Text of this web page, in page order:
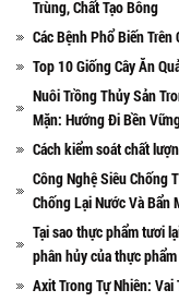
Trùng, Chất Tạo Bông
Các Bệnh Phổ Biến Trên
Top 10 Giống Cây Ăn
Nuôi Trồng Thủy Sản
Mặn: Hướng Đi Bền
Cách kiểm soát chất
Công Nghệ Siêu Chống
Chống Lại Nước Và Bẩn
Tại sao thực phẩm tươi
phân hủy của thực
Axit Trong Tự Nhiên: